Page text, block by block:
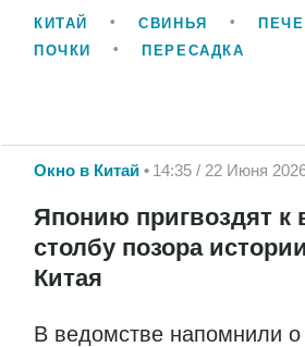
КИТАЙ СВИНЬЯ
ПОЧКИ
ПЕРЕСАДКА
Окно в Китай 14:35 / 22 Июня
Японию пригвоздят к
столбу позора
Китая
В ведомстве напомнили о